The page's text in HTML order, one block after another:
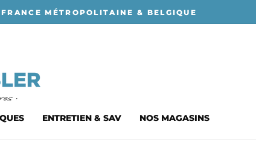
MÉTROPOLITAINE & BELGIQUE
ENTRETIEN & SAV NOS MAGASINS